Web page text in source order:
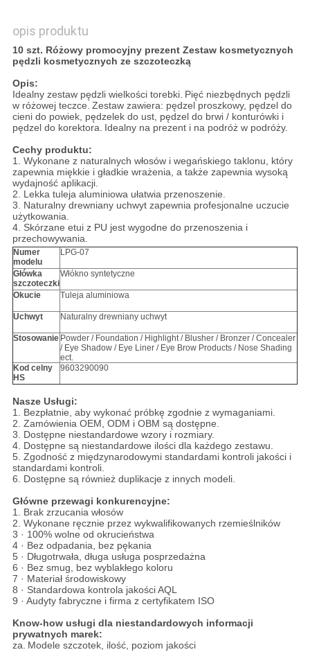
opis produktu
10 szt. Różowy promocyjny prezent Zestaw kosmetycznych
pędzli kosmetycznych ze szczoteczką
Opis:
Idealny zestaw pędzli wielkości torebki. Pięć niezbędnych pędzli
w różowej teczce. Zestaw zawiera: pędzel proszkowy, pędzel do
cieni do powiek, pędzelek do ust, pędzel do brwi / konturówki i
pędzel do korektora. Idealny na prezent i na podróż w podróży.
Cechy produktu:
1. Wykonane z naturalnych włosów i wegańskiego taklonu, który
zapewnia miękkie i gładkie wrażenia, a także zapewnia wysoką
wydajność aplikacji.
2. Lekka tuleja aluminiowa ułatwia przenoszenie.
3. Naturalny drewniany uchwyt zapewnia profesjonalne uczucie
użytkowania.
4. Skórzane etui z PU jest wygodne do przenoszenia i
przechowywania.
Numer
modelu
LPG-07
Główka
szczoteczki
Włókno syntetyczne
Okucie Tuleja aluminiowa
Uchwyt Naturalny drewniany uchwyt
Stosowanie Powder / Foundation / Highlight / Blusher / Bronzer / Concealer
/ Eye Shadow / Eye Liner / Eye Brow Products / Nose Shading
ect.
Kod celny
HS
9603290090
Nasze Usługi:
1. Bezpłatnie, aby wykonać próbkę zgodnie z wymaganiami.
2. Zamówienia OEM, ODM i OBM są dostępne.
3. Dostępne niestandardowe wzory i rozmiary.
4. Dostępne są niestandardowe ilości dla każdego zestawu.
5. Zgodność z międzynarodowymi standardami kontroli jakości i
standardami kontroli.
6. Dostępne są również duplikacje z innych modeli.
Główne przewagi konkurencyjne:
1. Brak zrzucania włosów
2. Wykonane ręcznie przez wykwalifikowanych rzemieślników
3 · 100% wolne od okrucieństwa
4 · Bez odpadania, bez pękania
5 · Długotrwała, długa usługa posprzedażna
6 · Bez smug, bez wyblakłego koloru
7 · Materiał środowiskowy
8 · Standardowa kontrola jakości AQL
9 · Audyty fabryczne i firma z certyfikatem ISO
Know-how usługi dla niestandardowych informacji
prywatnych marek:
za. Modele szczotek, ilość, poziom jakości